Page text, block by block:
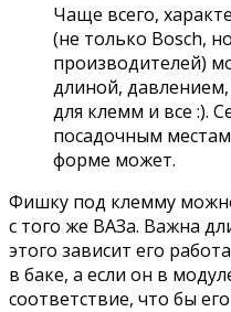
Чаще всего,
(не только Bosch,
производителей)
длиной,
для клемм и все :).
посадочным
форме может.
Фишку под клемму
с того же ВАЗа. Важна
этого зависит его
в баке, а если он в
соответствие, что бы